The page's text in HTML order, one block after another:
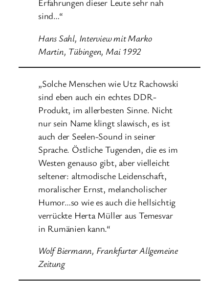
Erfahrungen dieser Leute sehr nah
sind…“
Hans Sahl, Interview mit Marko
Martin, Tübingen, Mai 1992
„Solche Menschen wie Utz Rachowski
sind eben auch ein echtes DDR-
Produkt, im allerbesten Sinne. Nicht
nur sein Name klingt slawisch, es ist
auch der Seelen-Sound in seiner
Sprache. Östliche Tugenden, die es im
Westen genauso gibt, aber vielleicht
seltener: altmodische Leidenschaft,
moralischer Ernst, melancholischer
Humor…so wie es auch die hellsichtig
verrückte Herta Müller aus Temesvar
in Rumänien kann.“
Wolf Biermann, Frankfurter Allgemeine
Zeitung